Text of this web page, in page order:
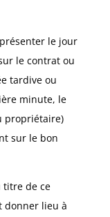
le jour
le contrat ou
tardive ou
minute, le
propriétaire)
sur le bon
titre de ce
donner lieu à